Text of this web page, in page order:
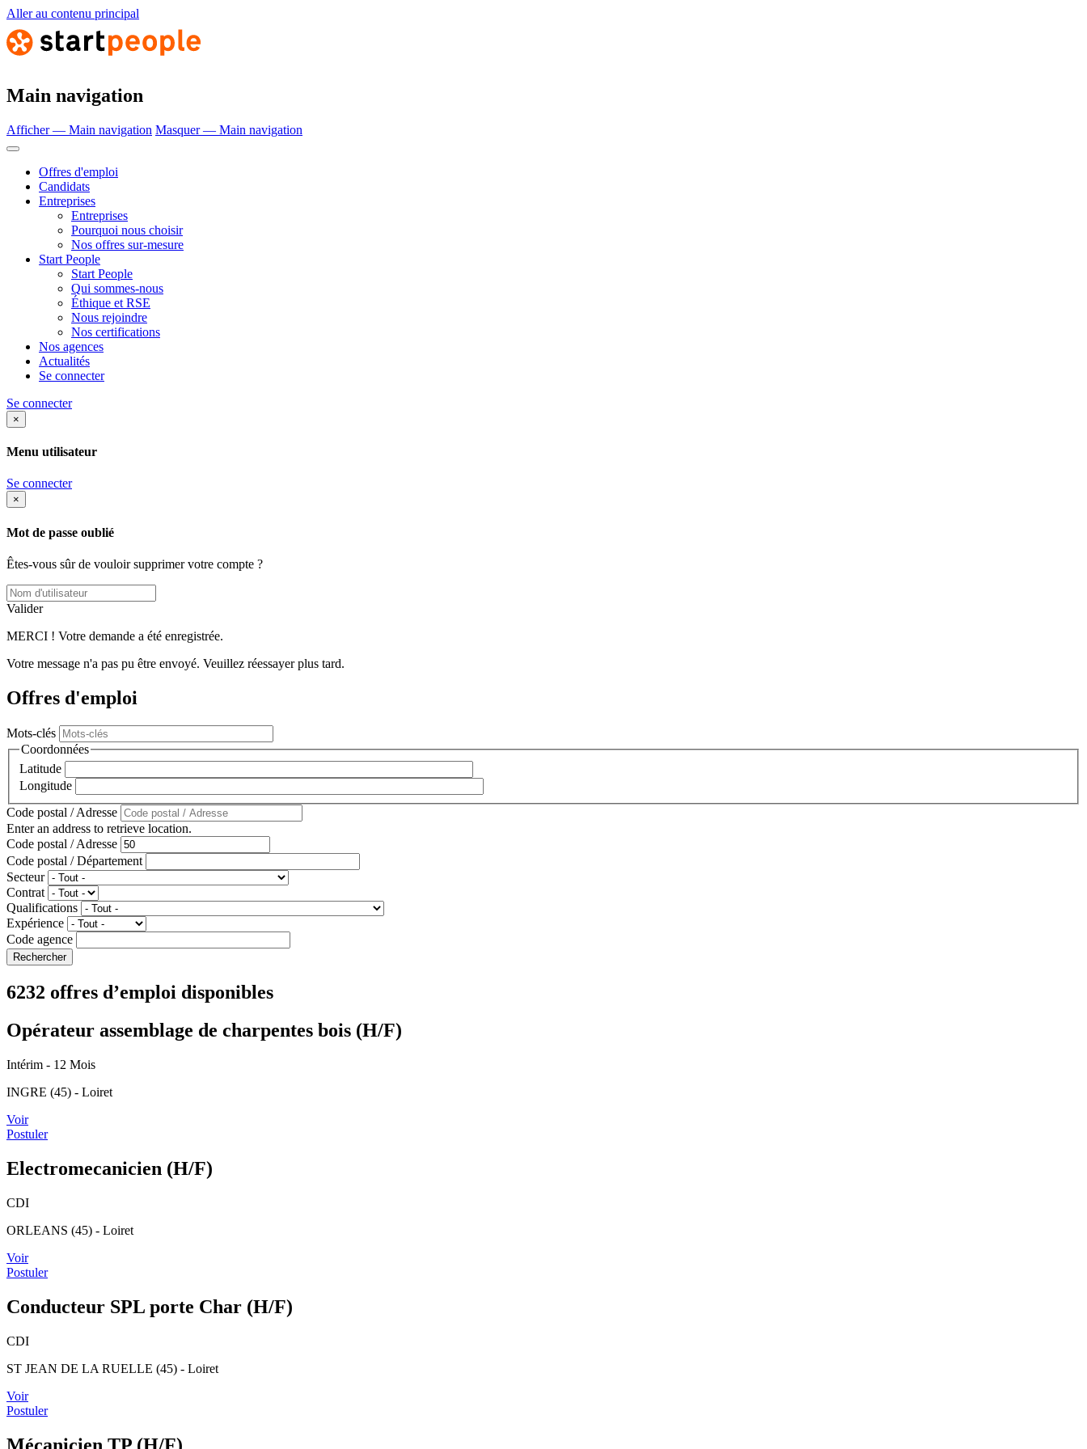
Aller au contenu principal
Main navigation
Afficher — Main navigation Masquer — Main navigation
Offres d'emploi
Candidats
Entreprises
Entreprises
Pourquoi nous choisir
Nos offres sur-mesure
Start People
Start People
Qui sommes-nous
Éthique et RSE
Nous rejoindre
Nos certifications
Nos agences
Actualités
Se connecter
Se connecter
×
Menu utilisateur
Se connecter
×
Mot de passe oublié
Êtes-vous sûr de vouloir supprimer votre compte ?
Valider
MERCI ! Votre demande a été enregistrée.
Votre message n'a pas pu être envoyé. Veuillez réessayer plus tard.
Offres d'emploi
Mots-clés
Coordonnées
Latitude
Longitude
Code postal / Adresse
Enter an address to retrieve location.
Code postal / Adresse
Code postal / Département
Secteur
Contrat
Qualifications
Expérience
Code agence
6232 offres d’emploi disponibles
Opérateur assemblage de charpentes bois (H/F)
Intérim - 12 Mois
INGRE (45) - Loiret
Voir
Postuler
Electromecanicien (H/F)
CDI
ORLEANS (45) - Loiret
Voir
Postuler
Conducteur SPL porte Char (H/F)
CDI
ST JEAN DE LA RUELLE (45) - Loiret
Voir
Postuler
Mécanicien TP (H/F)